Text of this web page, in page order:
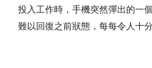
投入工作時，手機突然彈出的一
難以回復之前狀態，每每令人十分